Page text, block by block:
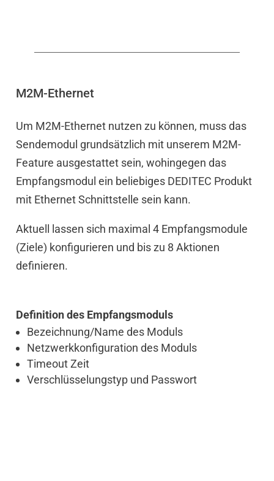
M2M-Ethernet
Um M2M-Ethernet nutzen zu können, muss das
Sendemodul grundsätzlich mit unserem M2M-
Feature ausgestattet sein, wohingegen das
Empfangsmodul ein beliebiges DEDITEC Produkt
mit Ethernet Schnittstelle sein kann.
Aktuell lassen sich maximal 4 Empfangsmodule
(Ziele) konfigurieren und bis zu 8 Aktionen
definieren.
Definition des Empfangsmoduls
Bezeichnung/Name des Moduls
Netzwerkkonfiguration des Moduls
Timeout Zeit
Verschlüsselungstyp und Passwort